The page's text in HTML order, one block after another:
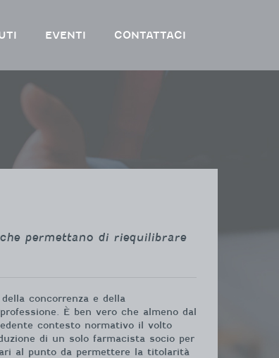
EVENTI CONTATTACI
permettano di riequilibrare
concorrenza e della
È ben vero che almeno dal
contesto normativo il volto
di un solo farmacista socio per
al punto da permettere la titolarità